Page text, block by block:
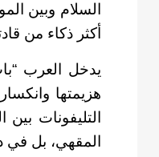
السلام وبين
أكثر ذكاء من
يدخل العرب
هزيمتها
التليفونات
المقهي، بل في